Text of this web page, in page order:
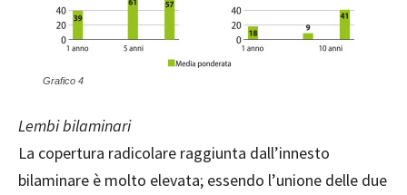
Grafico 4
Lembi bilaminari
La copertura radicolare raggiunta dall’innesto
bilaminare è molto elevata; essendo l’unione delle due